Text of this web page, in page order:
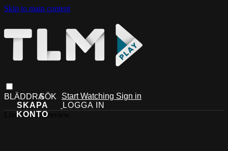
Skip to main content
Start Watching Sign in
Live stream preview